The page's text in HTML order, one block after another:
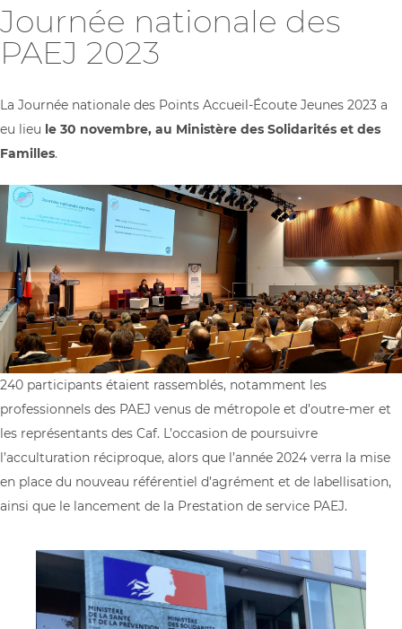
Journée nationale des
PAEJ 2023
La Journée nationale des Points Accueil-Écoute Jeunes 2023 a
eu lieu le 30 novembre, au Ministère des Solidarités et des
Familles.
240 participants étaient rassemblés, notamment les
professionnels des PAEJ venus de métropole et d’outre-mer et
les représentants des Caf. L’occasion de poursuivre
l’acculturation réciproque, alors que l’année 2024 verra la mise
en place du nouveau référentiel d’agrément et de labellisation,
ainsi que le lancement de la Prestation de service PAEJ.